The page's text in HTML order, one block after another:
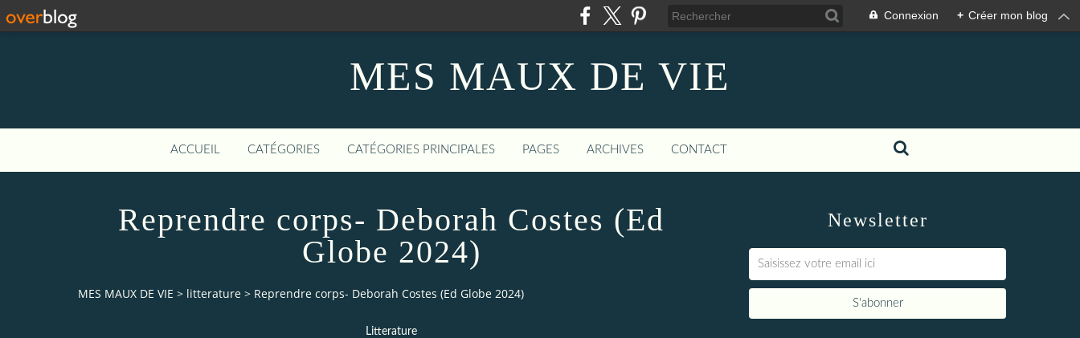
Connexion + Créer mon blog
MES MAUX DE VIE
ACCUEIL CATÉGORIES CATÉGORIES PRINCIPALES PAGES ARCHIVES CONTACT
Reprendre corps- Deborah Costes (Ed
Globe 2024)
MES MAUX DE VIE > litterature > Reprendre corps- Deborah Costes (Ed Globe 2024)
Litterature
Newsletter